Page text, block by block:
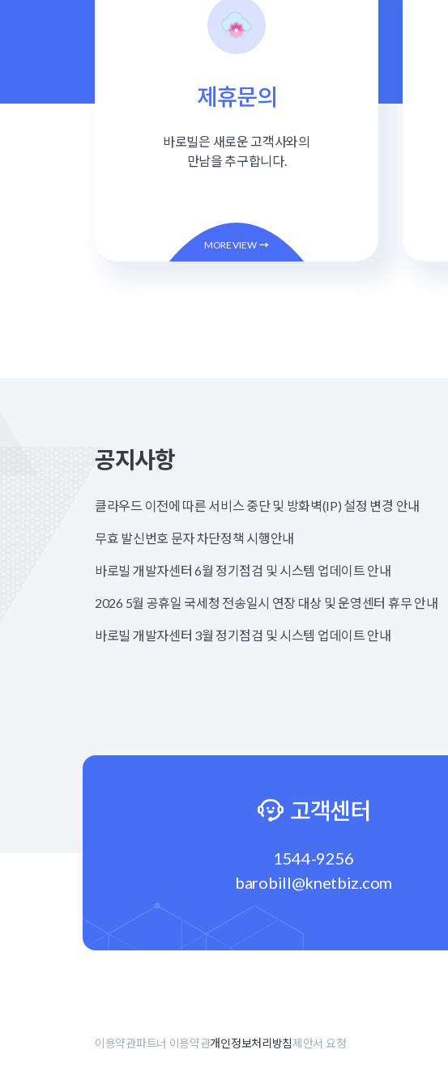
제휴문의
바로빌은 새로운 고객사와의
만남을 추구합니다.
MORE VIEW →
공지사항
클라우드 이전에 따른 서비스 중단 및 방화벽(IP) 설정 변경 안내
무효 발신번호 문자 차단정책 시행안내
바로빌 개발자센터 6월 정기점검 및 시스템 업데이트 안내
2026 5월 공휴일 국세청 전송일시 연장 대상 및 운영센터 휴무 안내
바로빌 개발자센터 3월 정기점검 및 시스템 업데이트 안내
고객센터
1544-9256
barobill@knetbiz.com
이용약관파트너 이용약관개인정보처리방침제안서 요청